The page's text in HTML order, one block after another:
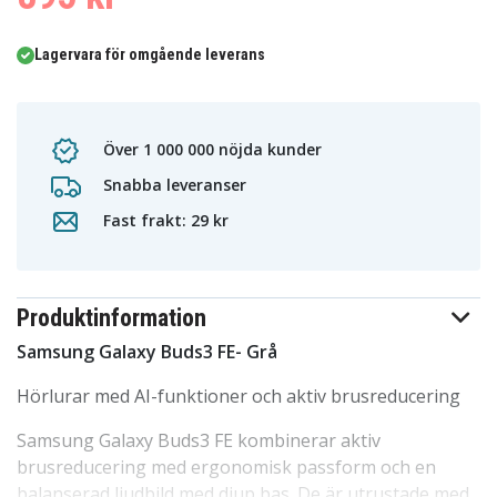
Lagervara för omgående leverans
Över 1 000 000 nöjda kunder
Snabba leveranser
Fast frakt: 29 kr
Produktinformation
Samsung Galaxy Buds3 FE- Grå
Hörlurar med AI-funktioner och aktiv brusreducering
Samsung Galaxy Buds3 FE kombinerar aktiv
brusreducering med ergonomisk passform och en